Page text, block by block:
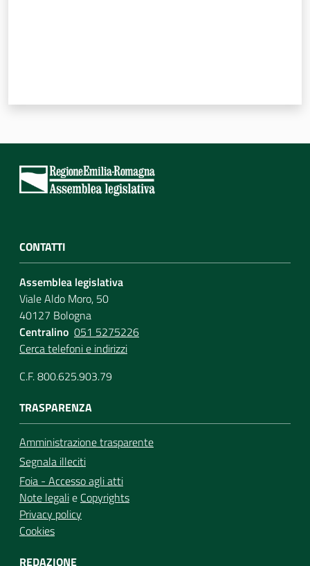
CONTATTI
Assemblea legislativa
Viale Aldo Moro, 50
40127 Bologna
Centralino 051 5275226
Cerca telefoni e indirizzi
C.F. 800.625.903.79
TRASPARENZA
Amministrazione trasparente
Segnala illeciti
Foia - Accesso agli atti
Note legalie Copyrights
Privacy policy
Cookies
REDAZIONE